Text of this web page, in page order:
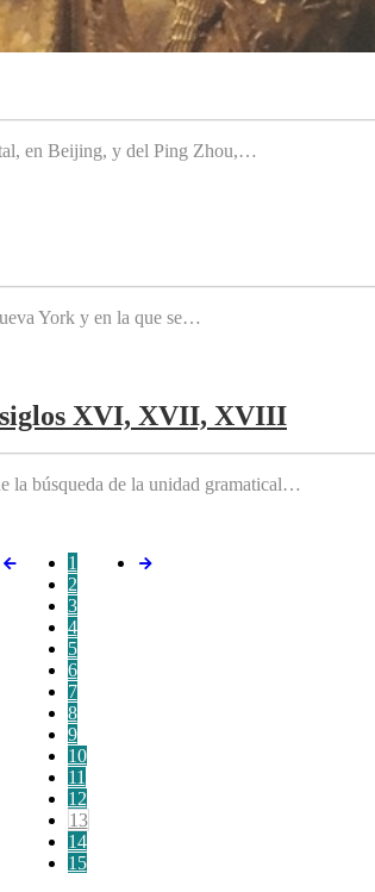
en Beijing, y del Ping Zhou,…
York y en la que se…
siglos XVI, XVII, XVIII
la búsqueda de la unidad gramatical…
1
2
3
4
5
6
7
8
9
10
11
12
13
14
15